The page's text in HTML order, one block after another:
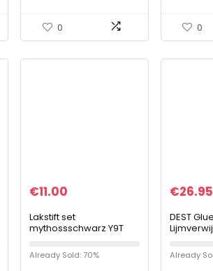
0 0
€11.00
Lakstift set
mythossschwarz Y9T
Already Sold: 70%
€26.95
DEST
Already